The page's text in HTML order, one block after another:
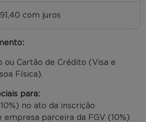
com juros
ou Cartão de Crédito (Visa e
Física).
para:
no ato da inscrição
empresa parceira da FGV (10%)